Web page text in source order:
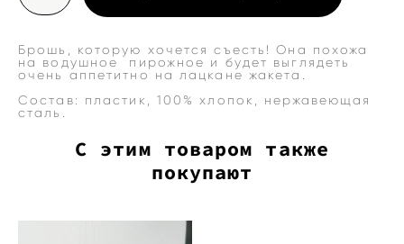
Брошь, которую хочется съесть! Она похожа
на водушное пирожное и будет выглядеть
очень аппетитно на лацкане жакета.
Состав: пластик, 100% хлопок, нержавеющая
сталь.
С этим товаром также
покупают